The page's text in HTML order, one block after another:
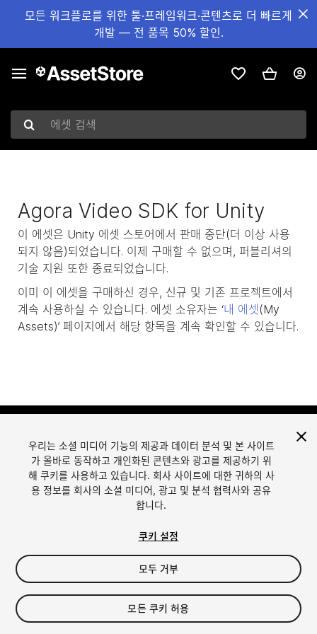
모든 워크플로를 위한 툴·프레임워크·콘텐츠로 더 빠르게
개발 — 전 품목 50% 할인.
에셋 검색
Agora Video SDK for Unity
이 에셋은 Unity 에셋 스토어에서 판매 중단(더 이상 사용
되지 않음)되었습니다. 이제 구매할 수 없으며, 퍼블리셔의
기술 지원 또한 종료되었습니다.
이미 이 에셋을 구매하신 경우, 신규 및 기존 프로젝트에서
계속 사용하실 수 있습니다. 에셋 소유자는 ‘내 에셋 (My
Assets)’ 페이지에서 해당 항목을 계속 확인할 수 있습니다.
한국어
日本語
Unity에서 에셋 판매
Sell Assets
에셋 스토어 툴
퍼블리셔 로그인
자주 묻는 질문
우리는 소셜 미디어 기능의 제공과 데이터 분석 및 본 사이트
가 올바로 동작하고 개인화된 콘텐츠와 광고를 제공하기 위
해 쿠키를 사용하고 있습니다. 회사 사이트에 대한 귀하의 사
용 정보를 회사의 소셜 미디어, 광고 및 분석 협력사와 공유
합니다.
쿠키 설정
모두 거부
모든 쿠키 허용